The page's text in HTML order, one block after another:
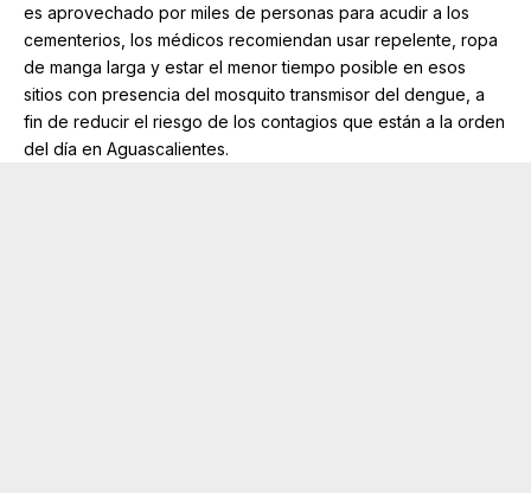
es aprovechado por miles de personas para acudir a los
cementerios, los médicos recomiendan usar repelente, ropa
de manga larga y estar el menor tiempo posible en esos
sitios con presencia del mosquito transmisor del dengue, a
fin de reducir el riesgo de los contagios que están a la orden
del día en Aguascalientes.